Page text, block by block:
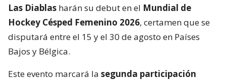
Las Diablas harán su debut en el Mundial de
Hockey Césped Femenino 2026, certamen que se
disputará entre el 15 y el 30 de agosto en Países
Bajos y Bélgica.
Este evento marcará la segunda participación